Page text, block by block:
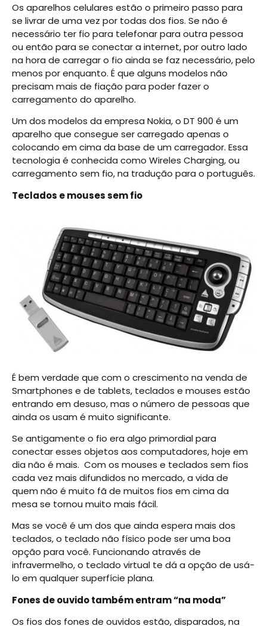
Os aparelhos celulares estão o primeiro passo para
se livrar de uma vez por todas dos fios. Se não é
necessário ter fio para telefonar para outra pessoa
ou então para se conectar a internet, por outro lado
na hora de carregar o fio ainda se faz necessário, pelo
menos por enquanto. É que alguns modelos não
precisam mais de fiação para poder fazer o
carregamento do aparelho.
Um dos modelos da empresa Nokia, o DT 900 é um
aparelho que consegue ser carregado apenas o
colocando em cima da base de um carregador. Essa
tecnologia é conhecida como Wireles Charging, ou
carregamento sem fio, na tradução para o português.
Teclados e mouses sem fio
É bem verdade que com o crescimento na venda de
Smartphones e de tablets, teclados e mouses estão
entrando em desuso, mas o número de pessoas que
ainda os usam é muito significante.
Se antigamente o fio era algo primordial para
conectar esses objetos aos computadores, hoje em
dia não é mais. Com os mouses e teclados sem fios
cada vez mais difundidos no mercado, a vida de
quem não é muito fã de muitos fios em cima da
mesa se tornou muito mais fácil.
Mas se você é um dos que ainda espera mais dos
teclados, o teclado não físico pode ser uma boa
opção para você. Funcionando através de
infravermelho, o teclado virtual te dá a opção de usá-
lo em qualquer superfície plana.
Fones de ouvido também entram “na moda”
Os fios dos fones de ouvidos estão, disparados, na